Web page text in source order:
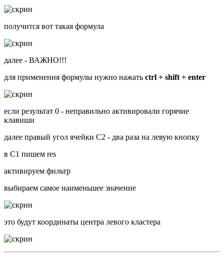
получится вот такая формула
далее - ВАЖНО!!!
для применения формулы нужно нажать ctrl + shift + enter
если результат 0 - неправильно активировали горячие
клавиши
далее правый угол ячейки C2 - два раза на левую кнопку
в C1 пишем res
активируем фильтр
выбираем самое наименьшее значение
это будут координаты центра левого кластера